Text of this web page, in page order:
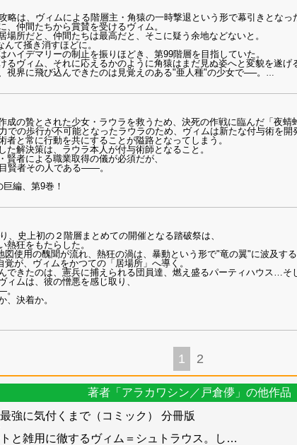
略は、ヴィムによる階層主・角猿の一時撃退という形で幕引きとなっ
、仲間たちから賞賛を受けるヴィム。
場所だと、仲間たちは最高だと、そこに疑う余地などないと。
て掻き消すほどに。
ハイデマリーの制止を振りほどき、第99階層を目指していた。
るヴィム、それに応えるかのように角猿はまだ見ぬ姿へと変貌を遂げ
視界に飛び込んできたのは見覚えのある"亜人種"の少女で──。
…
成の贄とされた少女・ラウラを救うため、決死の作戦に臨んだ「夜蜻
での歩行が不可能となったラウラのため、ヴィムは新たな付与術を開
者と常に行動を共にすることが隘路となってしまう。
た解決策は、ラウラ本人が付与術師となること。
賢者による職業取得の儀が必須だが、
賢者その人である――。
編、第9巻！
、史上初の２階層まとめての開催となる踏破祭は、
熱狂をもたらした。
使用の醜聞が流れ、熱狂の渦は、暴動という形で"竜の翼"に波及する
が、ヴィムをかつての「居場所」へ導く。
できたのは、憲兵に捕えられる団員達、燃え盛るパーティハウス…そ
ィムは、彼の憎悪を感じ取り、
、決着か。
1 2
著者「アラカワシン／戸倉儚」の他作品
強に気付くまで（コミック） 分冊版
と雑用に徹するヴィム＝シュトラウス。し …